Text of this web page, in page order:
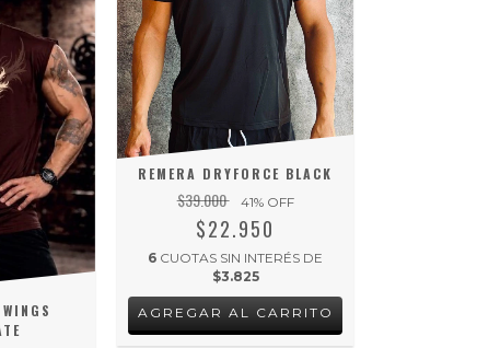
REMERA DRYFORCE BLACK
$39.000 41% OFF
$22.950
6 CUOTAS SIN INTERÉS DE
$3.825
AGREGAR AL CARRITO